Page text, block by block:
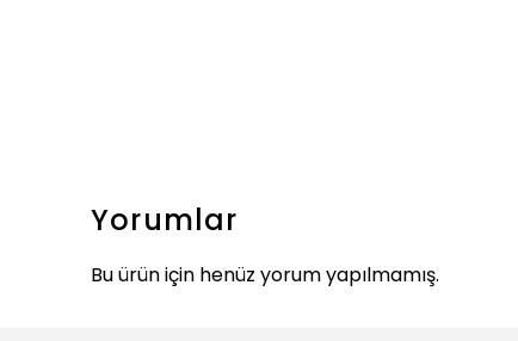
Yorumlar
Bu ürün için henüz yorum yapılmamış.